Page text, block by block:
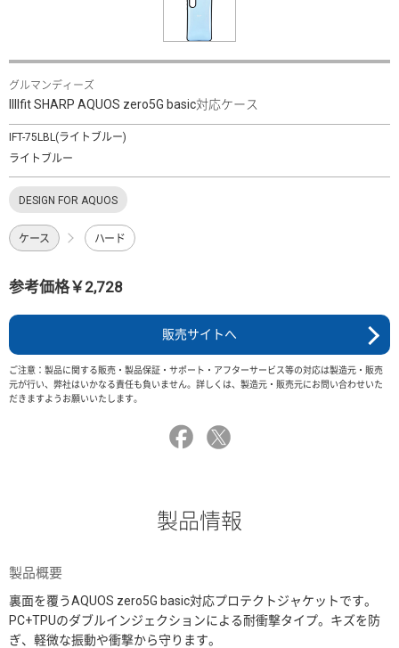
グルマンディーズ
IIIIfit SHARP AQUOS zero5G basic対応ケース
IFT-75LBL(ライトブルー)
ライトブルー
DESIGN FOR AQUOS
ケース ハード
参考価格￥2,728
販売サイトへ
ご注意：製品に関する販売・製品保証・サポート・アフターサービス等の対応は製造元・販売
元が行い、弊社はいかなる責任も負いません。詳しくは、製造元・販売元にお問い合わせいた
だきますようお願いいたします。
製品情報
製品概要
裏面を覆うAQUOS zero5G basic対応プロテクトジャケットです。
PC+TPUのダブルインジェクションによる耐衝撃タイプ。キズを防
ぎ、軽微な振動や衝撃から守ります。